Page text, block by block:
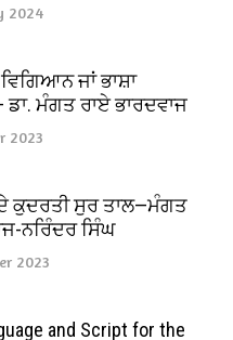
2024
ਵਿਗਿਆਨ ਜਾਂ ਭਾਸ਼ਾ
ਮੰਗਤ ਰਾਏ ਭਾਰਦਵਾਜ
2023
ਦੇ ਕੁਦਰਤੀ ਸੁਰ ਤਾਲ—ਮੰਗਤ
ਨਰਿੰਦਰ ਸਿੰਘ
2023
and Script for the